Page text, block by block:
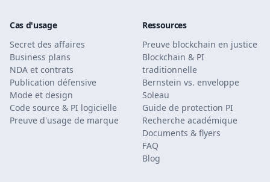
Cas d'usage
Secret des affaires
Business plans
NDA et contrats
Publication défensive
Mode et design
Code source & PI logicielle
Preuve d'usage de marque
Ressources
Preuve blockchain en justice
Blockchain & PI
traditionnelle
Bernstein vs. enveloppe
Soleau
Guide de protection PI
Recherche académique
Documents & flyers
FAQ
Blog